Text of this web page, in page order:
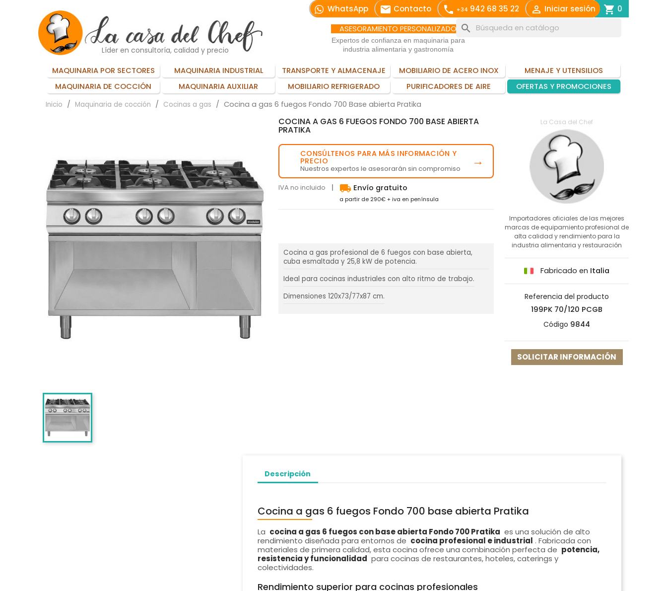
WhatsApp email Contacto call +34 942 68 35 22  Iniciar sesión shopping_cart 0
Líder en consultoría, calidad y precio
ASESORAMIENTO PERSONALIZADO
Expertos de confianza en maquinaria para
industria alimentaria y gastronomía
search
MAQUINARIA POR SECTORES MAQUINARIA INDUSTRIAL TRANSPORTE Y ALMACENAJE MOBILIARIO DE ACERO INOX
MENAJE Y UTENSILIOS
MAQUINARIA DE COCCIÓN
MAQUINARIA AUXILIAR MOBILIARIO REFRIGERADO PURIFICADORES DE AIRE OFERTAS Y PROMOCIONES
Inicio Maquinaria de cocción Cocinas a gas Cocina a gas 6 fuegos Fondo 700 Base abierta Pratika
COCINA A GAS 6 FUEGOS FONDO 700 BASE ABIERTA
PRATIKA
CONSÚLTENOS PARA MÁS INFORMACIÓN Y
PRECIO
Nuestros expertos le asesorarán sin compromiso →
IVA no incluido local_shipping Envío gratuito
a partir de 290€ + iva en península
Cocina a gas profesional de 6 fuegos con base abierta,
cuba esmaltada y 25,8 kW de potencia.
Ideal para cocinas industriales con alto ritmo de trabajo.
Dimensiones 120x73/77x87 cm.
La Casa del Chef
Importadores oficiales de las mejores
marcas de equipamiento profesional de
alta calidad y rendimiento para la
industria alimentaria y restauración
Fabricado en Italia
Referencia del producto
199PK 70/120 PCGB
Código 9844
SOLICITAR INFORMACIÓN
Descripción
Cocina a gas 6 fuegos Fondo 700 base abierta Pratika
La cocina a gas 6 fuegos con base abierta Fondo 700 Pratika es una solución de alto
rendimiento diseñada para entornos de cocina profesional e industrial . Fabricada con
materiales de primera calidad, esta cocina ofrece una combinación perfecta de potencia,
resistencia y funcionalidad para cocinas de restaurantes, hoteles, caterings y
colectividades.
Rendimiento superior para cocinas profesionales